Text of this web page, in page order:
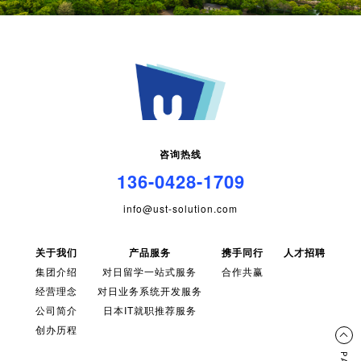
咨询热线
136-0428-1709
info@ust-solution.com
关于我们
集团介绍
经营理念
公司简介
创办历程
产品服务
对日留学一站式服务
对日业务系统开发服务
日本IT就职推荐服务
携手同行
合作共赢
人才招聘